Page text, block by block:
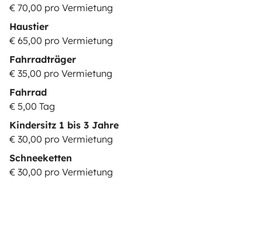
€ 70,00 pro Vermietung
Haustier
€ 65,00 pro Vermietung
Fahrradträger
€ 35,00 pro Vermietung
Fahrrad
€ 5,00 Tag
Kindersitz 1 bis 3 Jahre
€ 30,00 pro Vermietung
Schneeketten
€ 30,00 pro Vermietung